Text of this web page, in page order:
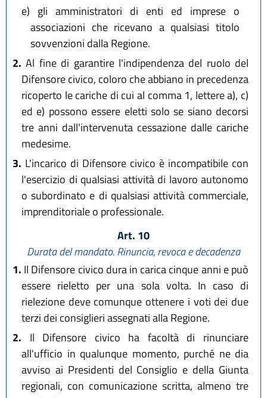
e) gli amministratori di enti ed imprese o
associazioni che ricevano a qualsiasi titolo
sovvenzioni dalla Regione.
2. Al fine di garantire l'indipendenza del ruolo del
Difensore civico, coloro che abbiano in precedenza
ricoperto le cariche di cui al comma 1, lettere a), c)
ed e) possono essere eletti solo se siano decorsi
tre anni dall'intervenuta cessazione dalle cariche
medesime.
3. L'incarico di Difensore civico è incompatibile con
l'esercizio di qualsiasi attività di lavoro autonomo
o subordinato e di qualsiasi attività commerciale,
imprenditoriale o professionale.
Art. 10
Durata del mandato. Rinuncia, revoca e decadenza
1. Il Difensore civico dura in carica cinque anni e può
essere rieletto per una sola volta. In caso di
rielezione deve comunque ottenere i voti dei due
terzi dei consiglieri assegnati alla Regione.
2. Il Difensore civico ha facoltà di rinunciare
all'ufficio in qualunque momento, purché ne dia
avviso ai Presidenti del Consiglio e della Giunta
regionali, con comunicazione scritta, almeno tre